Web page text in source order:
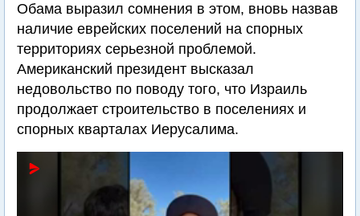
Обама выразил сомнения в этом, вновь назвав
наличие еврейских поселений на спорных
территориях серьезной проблемой.
Американский президент высказал
недовольство по поводу того, что Израиль
продолжает строительство в поселениях и
спорных кварталах Иерусалима.